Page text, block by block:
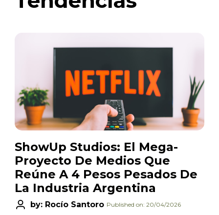
ShowUp Studios: El Mega-
Proyecto De Medios Que
Reúne A 4 Pesos Pesados De
La Industria Argentina
by: Rocío Santoro Published on: 20/04/2026